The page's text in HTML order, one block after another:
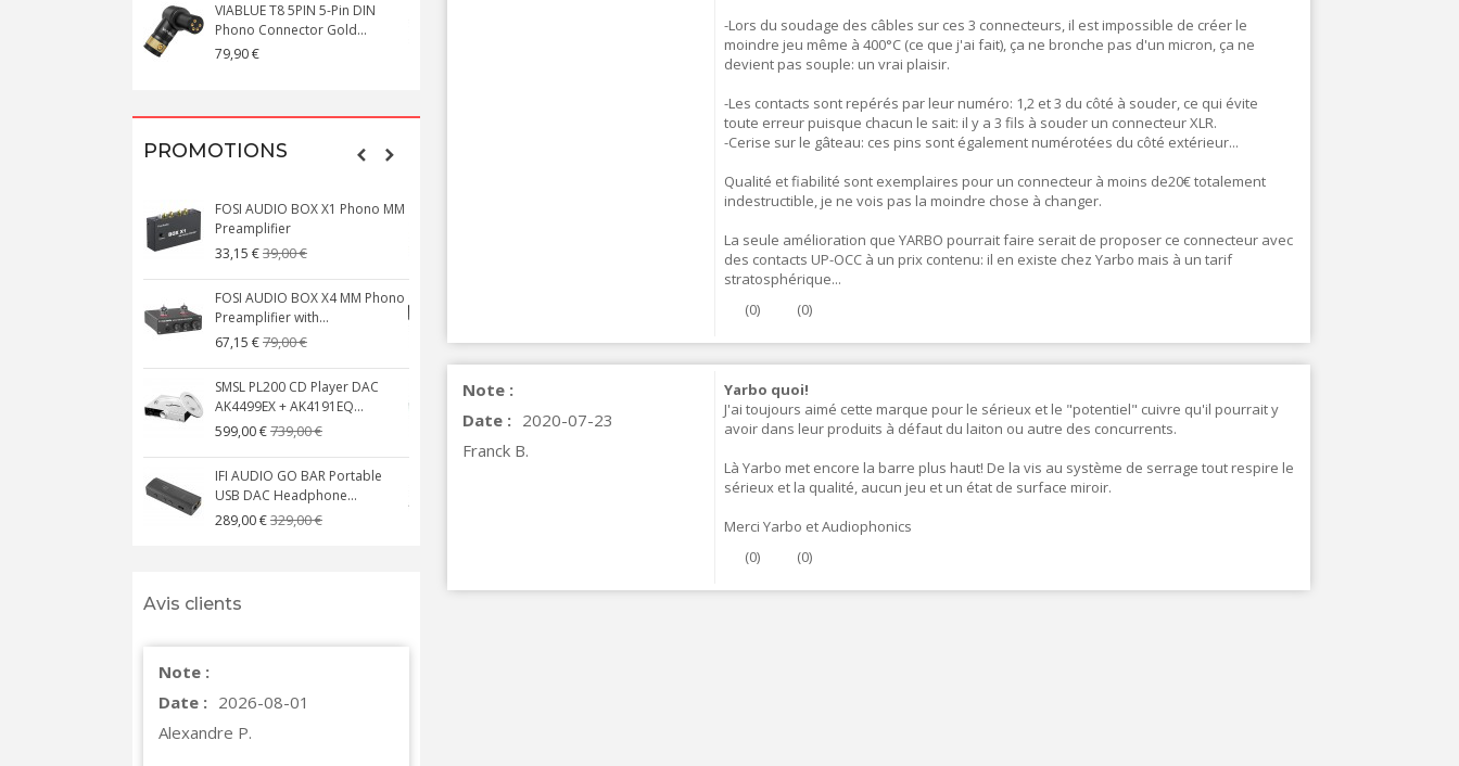
VIABLUE T8 5PIN 5-Pin DIN
Phono Connector Gold...
79,90 €
PROMOTIONS
FOSI AUDIO BOX X1 Phono MM
Preamplifier
33,15 €39,00 €
FOSI AUDIO BOX X4 MM Phono
Preamplifier with...
67,15 €79,00 €
SMSL PL200 CD Player DAC
AK4499EX + AK4191EQ...
599,00 €739,00 €
IFI AUDIO GO BAR Portable
USB DAC Headphone...
289,00 €329,00 €
149,00 €179,90 €
AUDIOPHONICS DA-S250NC
579,00 €649,00 €
Avis clients
Note :
Date : 2026-08-01
Alexandre P.
-Lors du soudage des câbles sur ces 3 connecteurs, il est impossible de créer le
moindre jeu même à 400°C (ce que j'ai fait), ça ne bronche pas d'un micron, ça ne
devient pas souple: un vrai plaisir.
-Les contacts sont repérés par leur numéro: 1,2 et 3 du côté à souder, ce qui évite
toute erreur puisque chacun le sait: il y a 3 fils à souder un connecteur XLR.
-Cerise sur le gâteau: ces pins sont également numérotées du côté extérieur...
Qualité et fiabilité sont exemplaires pour un connecteur à moins de20€ totalement
indestructible, je ne vois pas la moindre chose à changer.
La seule amélioration que YARBO pourrait faire serait de proposer ce connecteur avec
des contacts UP-OCC à un prix contenu: il en existe chez Yarbo mais à un tarif
stratosphérique...
(0) (0)
Note :
Date : 2020-07-23
Franck B.
Yarbo quoi!
J'ai toujours aimé cette marque pour le sérieux et le "potentiel" cuivre qu'il pourrait y
avoir dans leur produits à défaut du laiton ou autre des concurrents.
Là Yarbo met encore la barre plus haut! De la vis au système de serrage tout respire le
sérieux et la qualité, aucun jeu et un état de surface miroir.
Merci Yarbo et Audiophonics
(0) (0)